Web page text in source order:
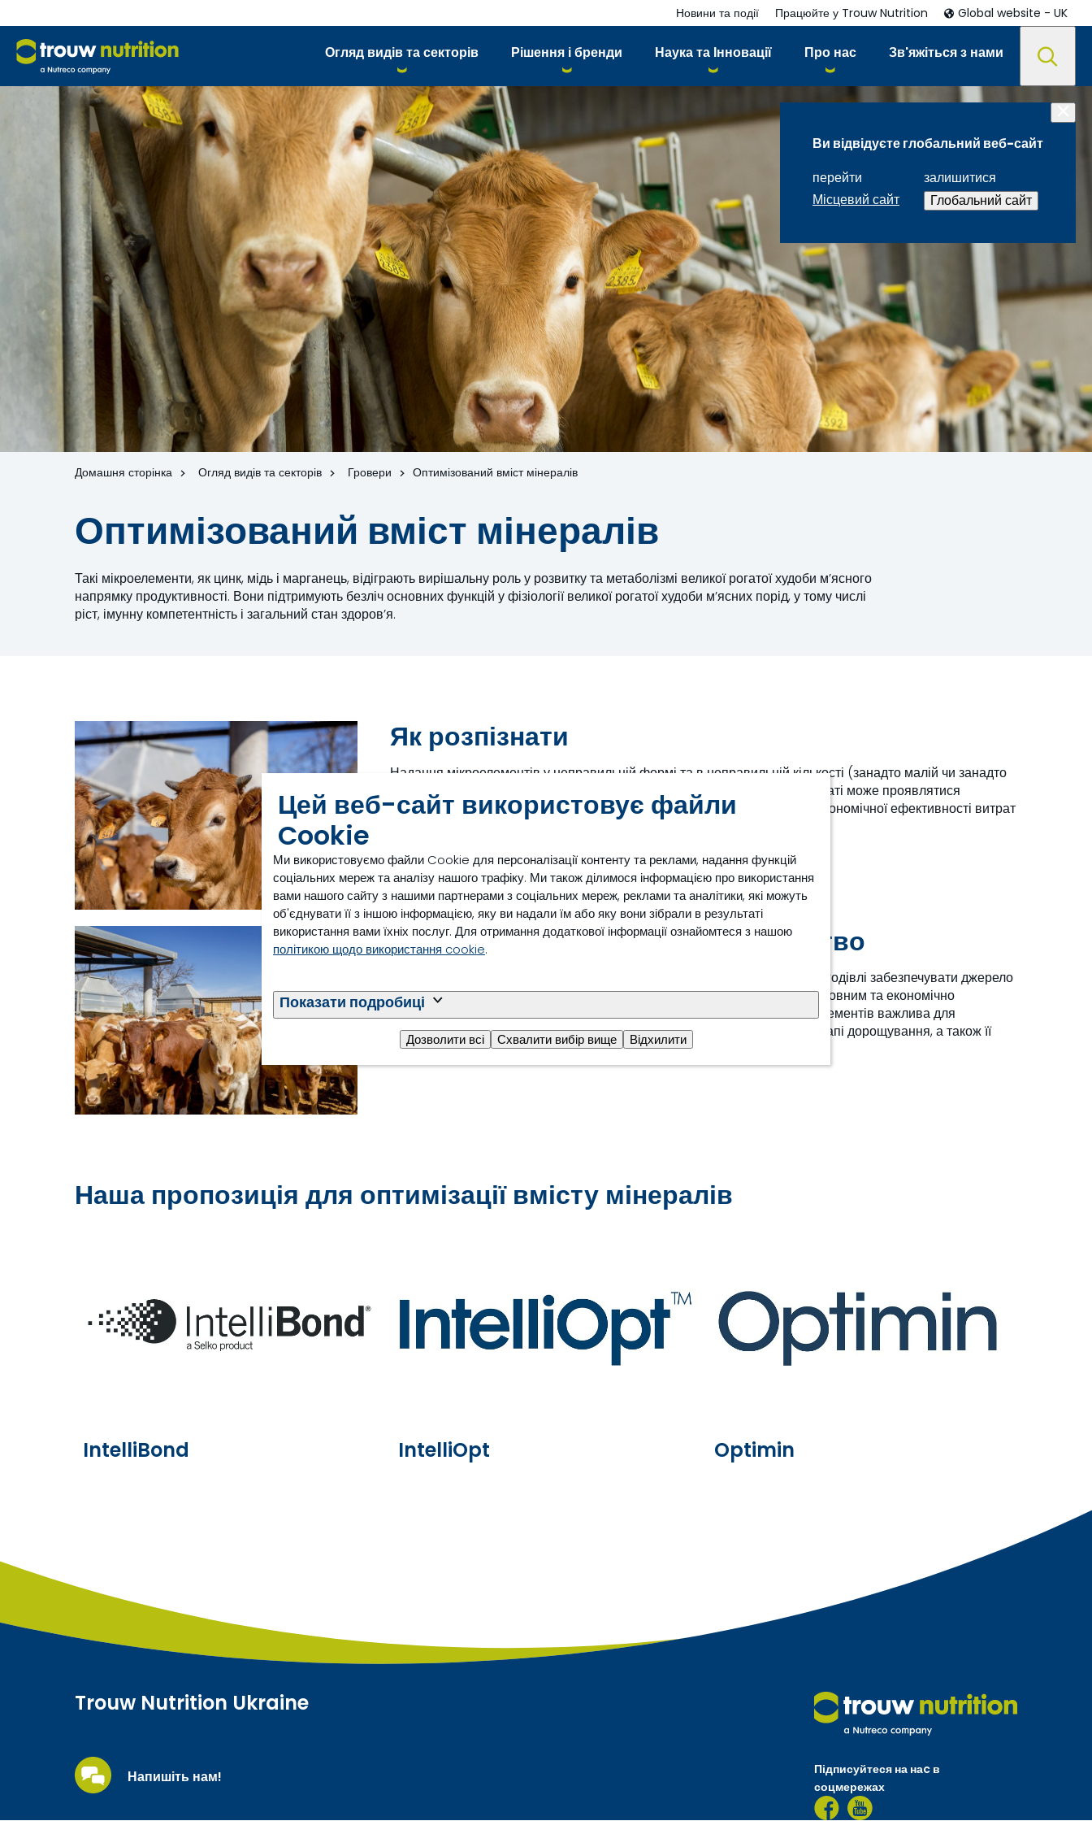
Цей веб-сайт використовує файли
Cookie
Ми використовуємо файли Cookie для персоналізації контенту та реклами, надання функцій
соціальних мереж та аналізу нашого трафіку. Ми також ділимося інформацією про використання
вами нашого сайту з нашими партнерами з соціальних мереж, реклами та аналітики, які можуть
об'єднувати її з іншою інформацією, яку ви надали їм або яку вони зібрали в результаті
використання вами їхніх послуг. Для отримання додаткової інформації ознайомтеся з нашою
політикою щодо використання cookie.
Показати подробиці
Дозволити всі Схвалити вибір вище Відхилити
Огляд видів та секторів Рішення і бренди Наука та Інновації Про нас Зв'яжіться з нами
Новини та події Працюйте у Trouw Nutrition Global website - UK
Ви відвідуєте глобальний веб-сайт
перейти
Місцевий сайт
залишитися
Глобальний сайт
Домашня сторінка Огляд видів та секторів Гровери Оптимізований вміст мінералів
Оптимізований вміст мінералів
Такі мікроелементи, як цинк, мідь і марганець, відіграють вирішальну роль у розвитку та метаболізмі великої рогатої худоби м’ясного
напрямку продуктивності. Вони підтримують безліч основних функцій у фізіології великої рогатої худоби м’ясних порід, у тому числі
ріст, імунну компетентність і загальний стан здоров’я.
Як розпізнати
Надання мікроелементів у неправильній формі та в неправильній кількості (занадто малій чи занадто
великій) може негативно вплинути на продуктивність тварини. У результаті може проявлятися
зниження маси тіла, зменшення ємності споживання корму, зниження економічної ефективності витрат
Вплив на фермерське господарство
Ми заохочуємо власників ферм із розведення телят і фахівців із питань годівлі забезпечувати джерело
мікроелементів, здатне задовольнити наростаючі потреби тварин послідовним та економічно
ефективним способом. Постійна доставка оптимізованого рівня мікроелементів важлива для
підтримки максимальної продуктивності худоби м’ясного напрямку на етапі дорощування, а також її
загального стану здоров’я та благополуччя.
Наша пропозиція для оптимізації вмісту мінералів
IntelliBond IntelliOpt Optimin
Trouw Nutrition Ukraine
Напишіть нам!
Підписуйтеся на наc в
соцмережах